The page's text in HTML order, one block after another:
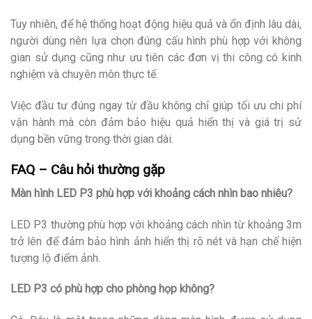
Tuy nhiên, để hệ thống hoạt động hiệu quả và ổn định lâu dài,
người dùng nên lựa chọn đúng cấu hình phù hợp với không
gian sử dụng cũng như ưu tiên các đơn vị thi công có kinh
nghiệm và chuyên môn thực tế.
Việc đầu tư đúng ngay từ đầu không chỉ giúp tối ưu chi phí
vận hành mà còn đảm bảo hiệu quả hiển thị và giá trị sử
dụng bền vững trong thời gian dài.
FAQ – Câu hỏi thường gặp
Màn hình LED P3 phù hợp với khoảng cách nhìn bao nhiêu?
LED P3 thường phù hợp với khoảng cách nhìn từ khoảng 3m
trở lên để đảm bảo hình ảnh hiển thị rõ nét và hạn chế hiện
tượng lộ điểm ảnh.
LED P3 có phù hợp cho phòng họp không?